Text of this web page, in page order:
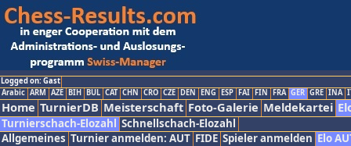
Logged on: Gast
Arabic ARM AZE BIH BUL CAT CHN CRO CZE DEN ENG ESP FAI FIN FRA GER GRE INA
Home TurnierDB Meisterschaft Foto-Galerie Meldekartei
Turnierschach-Elozahl Schnellschach-Elozahl
Allgemeines Turnier anmelden: AUT FIDE Spieler anmelden Elo